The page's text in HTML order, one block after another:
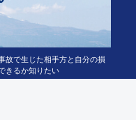
故で生じた相手方と自分の損
きるか知りたい